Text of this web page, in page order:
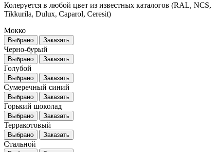
Колеруется в любой цвет из известных каталогов (RAL, NCS,
Tikkurila, Dulux, Caparol, Ceresit)
Мокко
Выбрано Заказать
Черно-бурый
Выбрано Заказать
Голубой
Выбрано Заказать
Сумеречный синий
Выбрано Заказать
Горький шоколад
Выбрано Заказать
Терракотовый
Выбрано Заказать
Стальной